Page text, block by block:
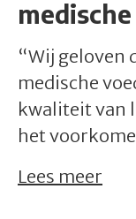
“Wij geloven
medische
kwaliteit van
het
Lees meer